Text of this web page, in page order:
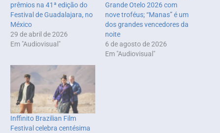
prêmios na 41ª edição do
Festival de Guadalajara, no
México
29 de abril de 2026
Em "Audiovisual"
Grande Otelo 2026 com
nove troféus; “Manas” é um
dos grandes vencedores da
noite
6 de agosto de 2026
Em "Audiovisual"
Inffinito Brazilian Film
Festival celebra centésima